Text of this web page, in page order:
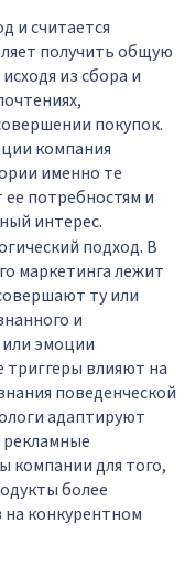
и считается
получить общую
из сбора и
покупок.
компания
именно те
потребностям и
интерес.
подход. В
маркетинга лежит
ту или
и
или эмоции
триггеры влияют на
поведенческой
адаптируют
компании для того,
более
конкурентном